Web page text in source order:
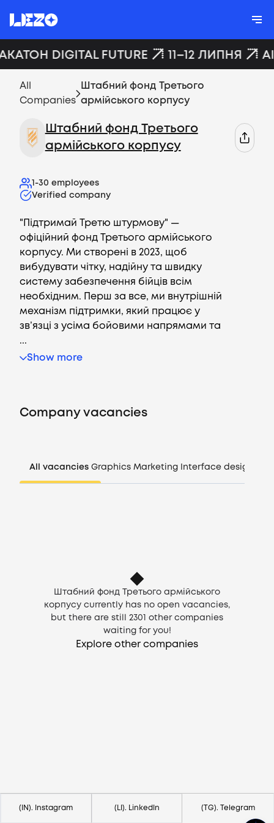
CV generator
EN
DIGITAL FUTURE 11–12 ЛИПНЯ
All
Companies
Штабний фонд Третього
армійського корпусу
Штабний фонд Третього
армійського корпусу
1-30 employees
Verified company
"Підтримай Третю штурмову" —
офіційний фонд Третього армійського
корпусу. Ми створені в 2023, щоб
вибудувати чітку, надійну та швидку
систему забезпечення бійців всім
необхідним. Перш за все, ми внутрішній
механізм підтримки, який працює у
зв’язці з усіма бойовими напрямами та
...
Show more
Company vacancies
All vacancies Graphics Marketing Interface design
Штабний фонд Третього армійського
корпусу currently has no open vacancies,
but there are still
2301
other companies
waiting for you!
Explore other companies
(IN). Instagram (LI). LinkedIn (TG). Telegram